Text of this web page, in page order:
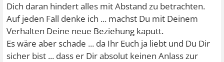
Dich daran hindert alles mit Abstand zu betrachten.
Auf jeden Fall denke ich ... machst Du mit Deinem
Verhalten Deine neue Beziehung kaputt.
Es wäre aber schade ... da Ihr Euch ja liebt und Du Dir
sicher bist ... dass er Dir absolut keinen Anlass zur